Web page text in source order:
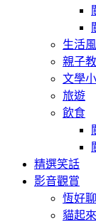
生活
親子
文學
旅遊
飲食
精選笑話
影音觀賞
恆好聊
貓起